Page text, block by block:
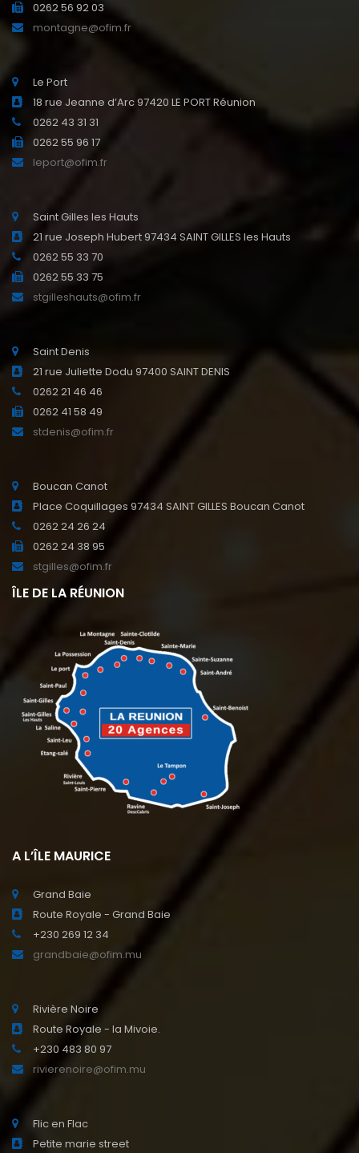
0262 56 92 03
montagne@ofim.fr
Le Port
18 rue Jeanne d’Arc 97420 LE PORT Réunion
0262 43 31 31
0262 55 96 17
leport@ofim.fr
Saint Gilles les Hauts
21 rue Joseph Hubert 97434 SAINT GILLES les Hauts
0262 55 33 70
0262 55 33 75
stgilleshauts@ofim.fr
Saint Denis
21 rue Juliette Dodu 97400 SAINT DENIS
0262 21 46 46
0262 41 58 49
stdenis@ofim.fr
Boucan Canot
Place Coquillages 97434 SAINT GILLES Boucan Canot
0262 24 26 24
0262 24 38 95
stgilles@ofim.fr
ÎLE DE LA RÉUNION
A L’ÎLE MAURICE
Grand Baie
Route Royale - Grand Baie
+230 269 12 34
grandbaie@ofim.mu
Rivière Noire
Route Royale - la Mivoie.
+230 483 80 97
rivierenoire@ofim.mu
Flic en Flac
Petite marie street